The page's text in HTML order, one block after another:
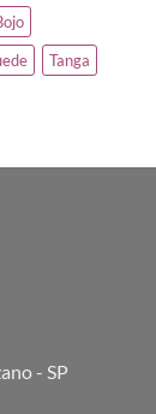
Tanga
- SP